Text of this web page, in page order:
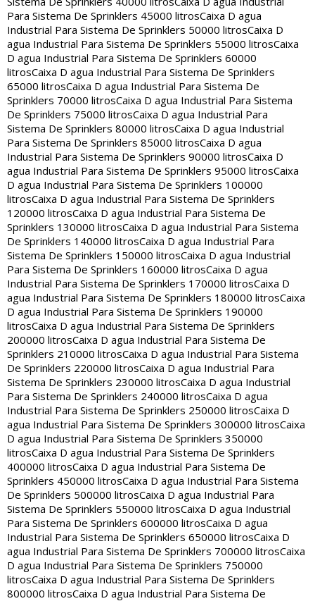
Para Sistema De Sprinklers 45000 litrosCaixa D agua
Industrial Para Sistema De Sprinklers 50000 litrosCaixa D
agua Industrial Para Sistema De Sprinklers 55000 litrosCaixa
D agua Industrial Para Sistema De Sprinklers 60000
litrosCaixa D agua Industrial Para Sistema De Sprinklers
65000 litrosCaixa D agua Industrial Para Sistema De
Sprinklers 70000 litrosCaixa D agua Industrial Para Sistema
De Sprinklers 75000 litrosCaixa D agua Industrial Para
Sistema De Sprinklers 80000 litrosCaixa D agua Industrial
Para Sistema De Sprinklers 85000 litrosCaixa D agua
Industrial Para Sistema De Sprinklers 90000 litrosCaixa D
agua Industrial Para Sistema De Sprinklers 95000 litrosCaixa
D agua Industrial Para Sistema De Sprinklers 100000
litrosCaixa D agua Industrial Para Sistema De Sprinklers
120000 litrosCaixa D agua Industrial Para Sistema De
Sprinklers 130000 litrosCaixa D agua Industrial Para Sistema
De Sprinklers 140000 litrosCaixa D agua Industrial Para
Sistema De Sprinklers 150000 litrosCaixa D agua Industrial
Para Sistema De Sprinklers 160000 litrosCaixa D agua
Industrial Para Sistema De Sprinklers 170000 litrosCaixa D
agua Industrial Para Sistema De Sprinklers 180000 litrosCaixa
D agua Industrial Para Sistema De Sprinklers 190000
litrosCaixa D agua Industrial Para Sistema De Sprinklers
200000 litrosCaixa D agua Industrial Para Sistema De
Sprinklers 210000 litrosCaixa D agua Industrial Para Sistema
De Sprinklers 220000 litrosCaixa D agua Industrial Para
Sistema De Sprinklers 230000 litrosCaixa D agua Industrial
Para Sistema De Sprinklers 240000 litrosCaixa D agua
Industrial Para Sistema De Sprinklers 250000 litrosCaixa D
agua Industrial Para Sistema De Sprinklers 300000 litrosCaixa
D agua Industrial Para Sistema De Sprinklers 350000
litrosCaixa D agua Industrial Para Sistema De Sprinklers
400000 litrosCaixa D agua Industrial Para Sistema De
Sprinklers 450000 litrosCaixa D agua Industrial Para Sistema
De Sprinklers 500000 litrosCaixa D agua Industrial Para
Sistema De Sprinklers 550000 litrosCaixa D agua Industrial
Para Sistema De Sprinklers 600000 litrosCaixa D agua
Industrial Para Sistema De Sprinklers 650000 litrosCaixa D
agua Industrial Para Sistema De Sprinklers 700000 litrosCaixa
D agua Industrial Para Sistema De Sprinklers 750000
litrosCaixa D agua Industrial Para Sistema De Sprinklers
800000 litrosCaixa D agua Industrial Para Sistema De